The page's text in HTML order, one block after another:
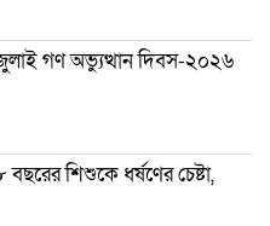
গণ অভ্যুত্থান দিবস-২০২৬
শিশুকে ধর্ষণের চেষ্টা,